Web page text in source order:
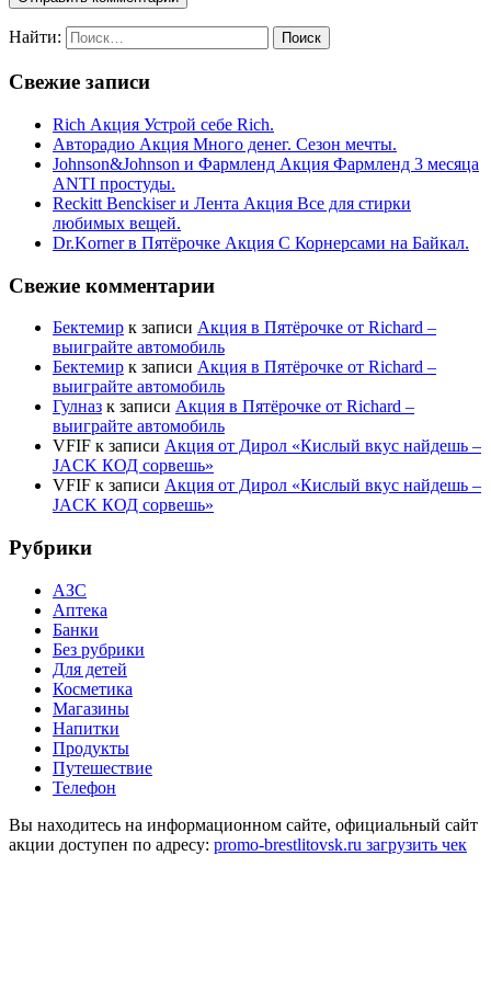
Найти:
Свежие записи
Rich Акция Устрой себе Rich.
Авторадио Акция Много денег. Сезон мечты.
Johnson&Johnson и Фармленд Акция Фармленд 3 месяца
ANTI простуды.
Reckitt Benckiser и Лента Акция Все для стирки
любимых вещей.
Dr.Korner в Пятёрочке Акция С Корнерсами на Байкал.
Свежие комментарии
Бектемир к записи Акция в Пятёрочке от Richard –
выиграйте автомобиль
Бектемир к записи Акция в Пятёрочке от Richard –
выиграйте автомобиль
Гулназ к записи Акция в Пятёрочке от Richard –
выиграйте автомобиль
VFIF к записи Акция от Дирол «Кислый вкус найдешь –
JACK КОД сорвешь»
VFIF к записи Акция от Дирол «Кислый вкус найдешь –
JACK КОД сорвешь»
Рубрики
АЗС
Аптека
Банки
Без рубрики
Для детей
Косметика
Магазины
Напитки
Продукты
Путешествие
Телефон
Вы находитесь на информационном сайте, официальный сайт
акции доступен по адресу: promo-brestlitovsk.ru загрузить чек